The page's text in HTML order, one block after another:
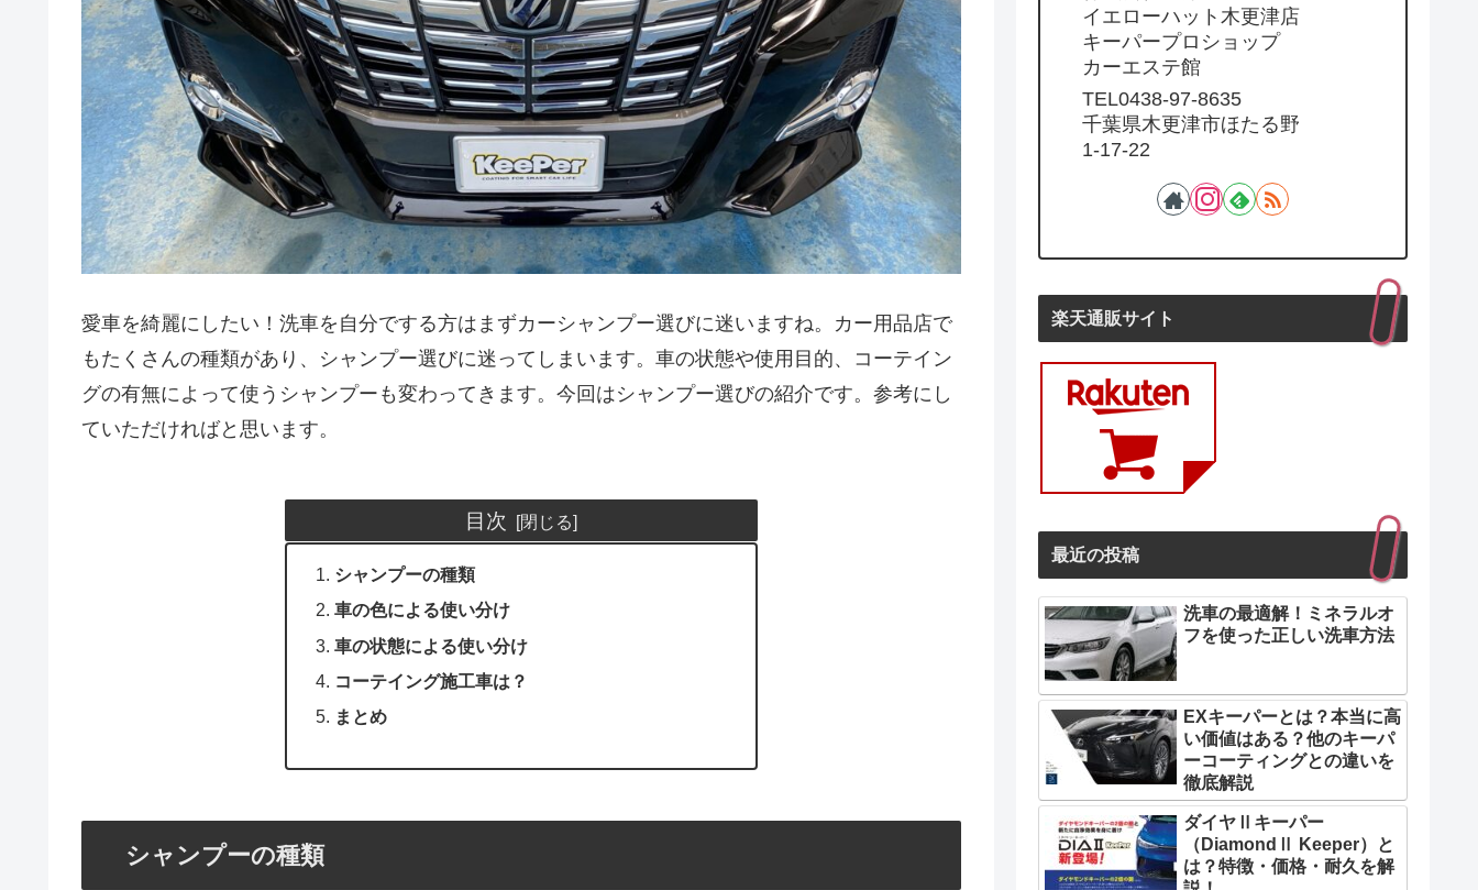
愛車を綺麗にしたい！洗車を自分でする方はまずカーシャンプー選びに迷いますね。カー用品店で
もたくさんの種類があり、シャンプー選びに迷ってしまいます。車の状態や使用目的、コーテイン
グの有無によって使うシャンプーも変わってきます。今回はシャンプー選びの紹介です。参考にし
ていただければと思います。
目次
シャンプーの種類
車の色による使い分け
車の状態による使い分け
コーテイング施工車は？
まとめ
シャンプーの種類
イエローハット木更津店
キーパープロショップ
カーエステ館
TEL0438-97-8635
千葉県木更津市ほたる野
1-17-22
楽天通販サイト
最近の投稿
洗車の最適解！ミネラルオ
フを使った正しい洗車方法
EXキーパーとは？本当に高
い価値はある？他のキーパ
ーコーティングとの違いを
徹底解説
ダイヤⅡキーパー
（DiamondⅡ Keeper）と
は？特徴・価格・耐久を解